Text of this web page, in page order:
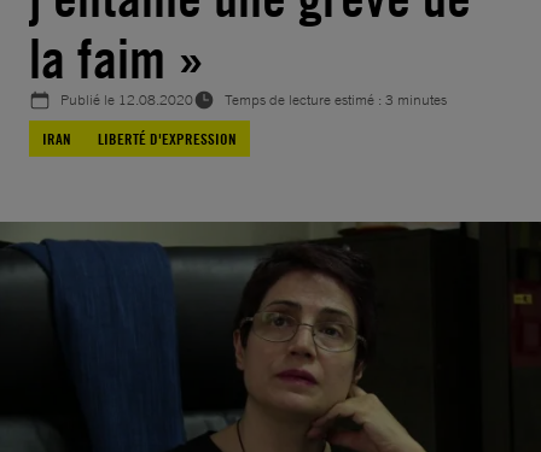
la faim »
Publié le 12.08.2020
Temps de lecture estimé : 3 minutes
IRAN
LIBERTÉ D'EXPRESSION